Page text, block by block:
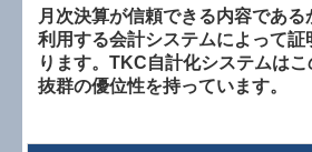
月次決算が信頼できる内容であ
利用する会計システムによって証
ります。TKC自計化システムは
抜群の優位性を持っています。